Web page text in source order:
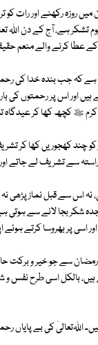
رکھنے اور رات کو
ہے، آج کے دن اﷲ
عطا کرنے والے منعم
ہے کہ جب بندہ خدا کی
ہیں اور اس پر رحمتوں
ﷺ کچھ کھا کر
کھجوریں کھا کر
سے تشریف لے جاتے
اس سے قبل نماز
شکر بجا لانے سے
اسی پر بھروسا کرتے
رمضان سے جو خیر و
بالکل اسی طرح نفس و
اﷲتعالیٰ کی بے